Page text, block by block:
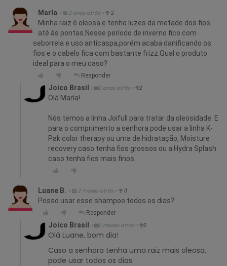
Marla • 2 anos atrás • 2
Minha raiz é oleosa e tenho luzes da metade dos fios
até às pontas.Nesse período de inverno fico com
seborreia e uso anticaspa,porém acaba danificando os
fios e o cabelo fica com bastante frizz.Qual o produto
ideal para o meu caso?
Responder
Joico Brasil • 2 anos atrás • 2
Olá Marla!
Nós temos a linha Joifull para tratar da oleosidade. E
para o comprimento a senhora pode usar a linha K-
Pak color therapy ou uma de hidratação, Moisture
recovery caso tenha fios grossos ou a Hydra Splash
caso tenha fios mais finos.
Luane B. • 2 meses atrás • 0
Posso usar esse shampoo todos os dias?
Responder
Joico Brasil • 2 meses atrás • 0
Olá Luane, bom dia!
Caso a senhora tenha uma raiz mais oleosa,
pode usar todos os dias.